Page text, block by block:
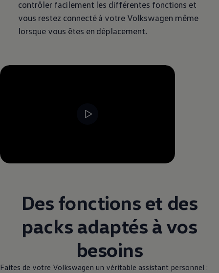
contrôler facilement les différentes fonctions et
vous restez connecté à votre Volkswagen même
lorsque vous êtes en déplacement.
Remaining time, --:--
Des fonctions et des
packs adaptés à vos
besoins
Faites de votre Volkswagen un véritable assistant personnel :